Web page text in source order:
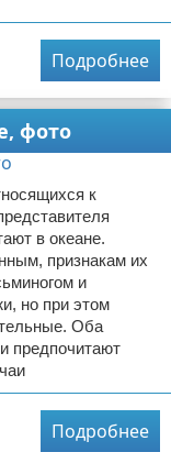
Подробнее
фото
к
в океане.
признакам их
и
но при этом
Оба
предпочитают
Подробнее